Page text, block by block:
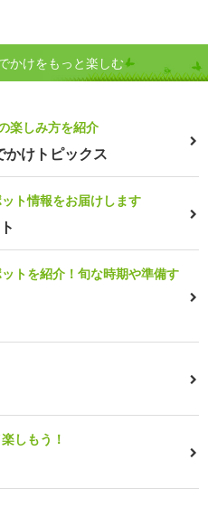
かけをもっと楽しむ
楽しみ方を紹介
かけトピックス
ト情報をお届けします
トを紹介！旬な時期や準備す
しもう！